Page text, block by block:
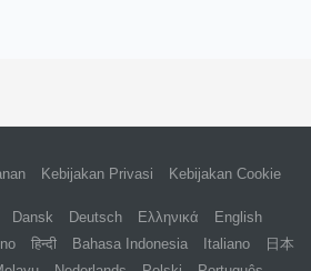
Kebijakan Privasi Kebijakan Cookie
Dansk Deutsch Ελληνικά
English
हिन्दी Bahasa Indonesia Italiano
日本